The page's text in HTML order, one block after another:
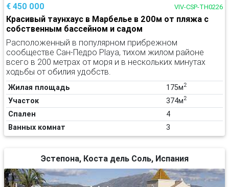
€ 450 000 VIV-CSP-TH0226
Красивый таунхаус в Марбелье в 200м от пляжа с
собственным бассейном и садом
Расположенный в популярном прибрежном
сообществе Сан-Педро Playa, тихом жилом районе
всего в 200 метрах от моря и в нескольких минутах
ходьбы от обилия удобств.
Жилая площадь 175м2
Участок 374м2
Спален
4
Ванных комнат
3
Эстепона, Коста дель Соль, Испания